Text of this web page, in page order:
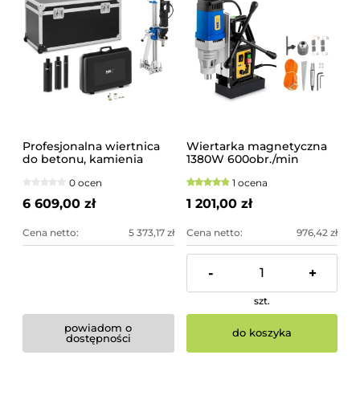
Profesjonalna wiertnica
do betonu, kamienia
2200D TITAN KIT
0 ocen
6 609,00 zł
Cena netto: 5 373,17 zł
powiadom o
dostępności
Wiertarka magnetyczna
1380W 600obr./min
1 ocena
1 201,00 zł
Cena netto: 976,42 zł
- +
szt.
do koszyka